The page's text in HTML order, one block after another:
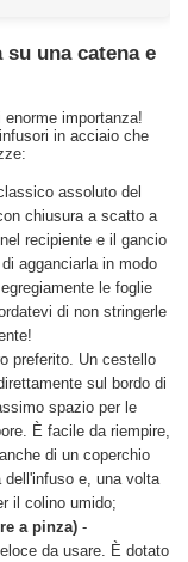
una catena e
importanza!
in acciaio che
assoluto del
chiusura a scatto a
recipiente e il gancio
agganciarla in modo
le foglie
di non stringerle
preferito. Un cestello
sul bordo di
spazio per le
È facile da riempire,
di un coperchio
dell'infuso e, una volta
il colino umido;
a pinza) -
da usare. È dotato